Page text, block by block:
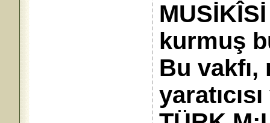
MUSİKÎSİ
kurmuş
Bu